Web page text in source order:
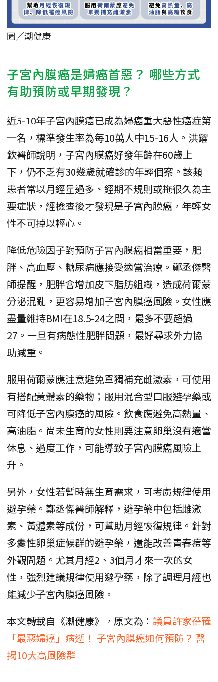
圖／潮健康
子宮內膜癌是婦癌首惡？ 哪些方式
有助預防或早期發現？
近5-10年子宮內膜癌已成為婦癌重大惡性癌症第
一名，標準發生率為每10萬人中15-16人。洪耀
欽醫師說明，子宮內膜癌好發年齡在60歲上
下，仍不乏有30幾歲就確診的年輕個案。該類
患者常以月經量過多、經期不規則或拖很久為主
要症狀，經檢查後才發現是子宮內膜癌，年輕女
性不可掉以輕心。
降低危險因子對預防子宮內膜癌相當重要，肥
胖、高血壓、糖尿病應接受適當治療。鄭丞傑醫
師提醒，肥胖會增加皮下脂肪組織，造成荷爾蒙
分泌混亂，更容易增加子宮內膜癌風險。女性應
盡量維持BMI在18.5-24之間，最多不要超過
27。一旦有病態性肥胖問題，最好尋求外力協
助減重。
服用荷爾蒙應注意避免單獨補充雌激素，可使用
有搭配黃體素的藥物；服用混合型口服避孕藥或
可降低子宮內膜癌的風險。飲食應避免高熱量、
高油脂。尚未生育的女性則要注意卵巢沒有適當
休息、過度工作，可能導致子宮內膜癌風險上
升。
另外，女性若暫時無生育需求，可考慮規律使用
避孕藥。鄭丞傑醫師解釋，避孕藥中包括雌激
素、黃體素等成份，可幫助月經恢復規律。針對
多囊性卵巢症候群的避孕藥，還能改善青春痘等
外觀問題。尤其月經2、3個月才來一次的女
性，強烈建議規律使用避孕藥，除了調理月經也
能減少子宮內膜癌風險。
本文轉載自《潮健康》，原文為： 議員許家蓓罹
「最惡婦癌」病逝！ 子宮內膜癌如何預防？ 醫
揭10大高風險群